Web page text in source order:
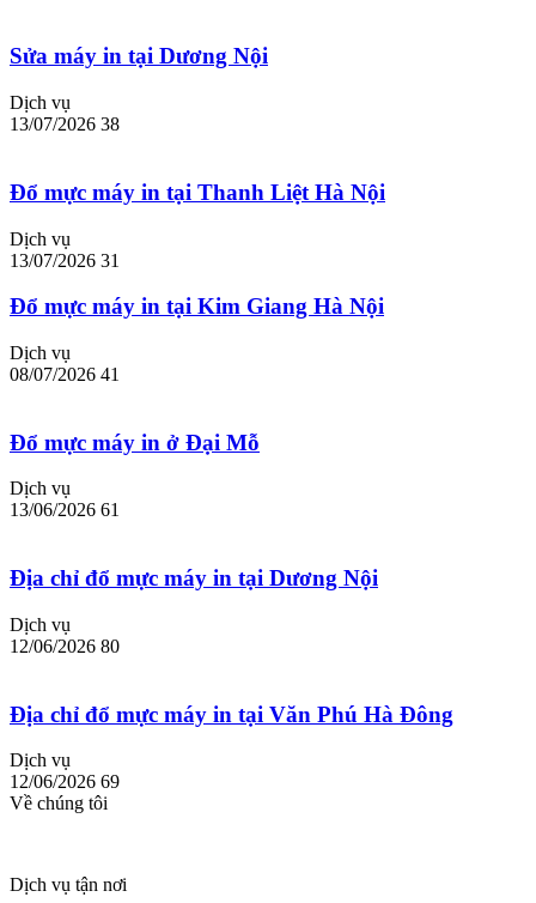
Sửa máy in tại Dương Nội
Dịch vụ
13/07/2026 38
Đổ mực máy in tại Thanh Liệt Hà Nội
Dịch vụ
13/07/2026 31
Đổ mực máy in tại Kim Giang Hà Nội
Dịch vụ
08/07/2026 41
Đổ mực máy in ở Đại Mỗ
Dịch vụ
13/06/2026 61
Địa chỉ đổ mực máy in tại Dương Nội
Dịch vụ
12/06/2026 80
Địa chỉ đổ mực máy in tại Văn Phú Hà Đông
Dịch vụ
12/06/2026 69
Về chúng tôi
Dịch vụ tận nơi